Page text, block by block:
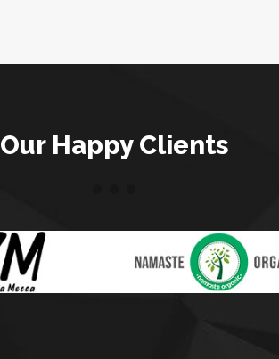
Our Happy Clients